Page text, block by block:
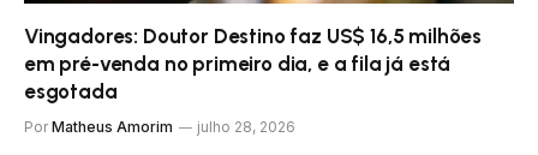
Vingadores: Doutor Destino faz US$ 16,5 milhões
em pré-venda no primeiro dia, e a fila já está
esgotada
Por Matheus Amorim julho 28, 2026